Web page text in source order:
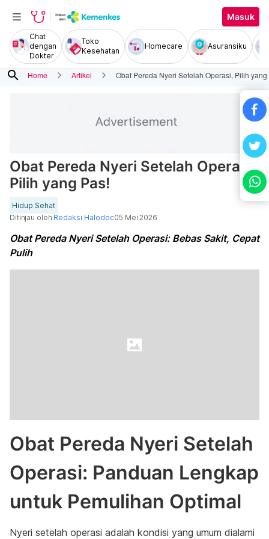
Masuk
Chat
dengan
Dokter
Toko
Kesehatan
Homecare Asuransiku
search Home Artikel Obat Pereda Nyeri Setelah Operasi, Pilih yang
Obat Pereda Nyeri Setelah Operasi,
Pilih yang Pas!
Hidup Sehat
Ditinjau oleh Redaksi Halodoc05 Mei 2026
Obat Pereda Nyeri Setelah Operasi: Bebas Sakit, Cepat
Pulih
Obat Pereda Nyeri Setelah
Operasi: Panduan Lengkap
untuk Pemulihan Optimal
Nyeri setelah operasi adalah kondisi yang umum dialami